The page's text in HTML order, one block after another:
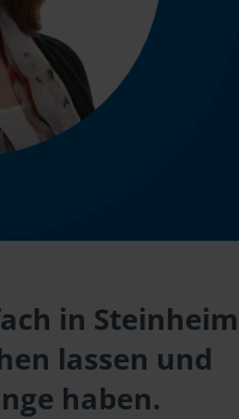
in Steinheim
lassen und
haben.